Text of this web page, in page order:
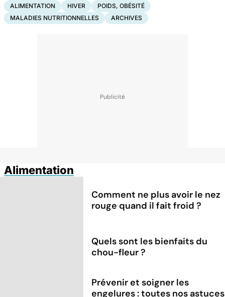
ALIMENTATION HIVER
POIDS, OBÉSITÉ
MALADIES NUTRITIONNELLES
ARCHIVES
Alimentation
Comment ne plus avoir le nez
rouge quand il fait froid ?
Quels sont les bienfaits du
chou-fleur ?
Prévenir et soigner les
engelures : toutes nos astuces